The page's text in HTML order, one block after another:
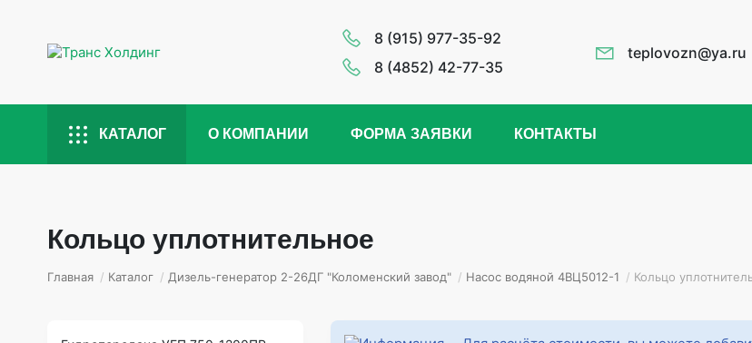
8 (915) 977-35-92
8 (4852) 42-77-35
teplovozn@ya.ru
КАТАЛОГ О КОМПАНИИ ФОРМА ЗАЯВКИ КОНТАКТЫ
Кольцо уплотнительное
Главная / Каталог / Дизель-генератор 2-26ДГ "Коломенский завод" / Насос водяной 4ВЦ5012-1 / Кольцо